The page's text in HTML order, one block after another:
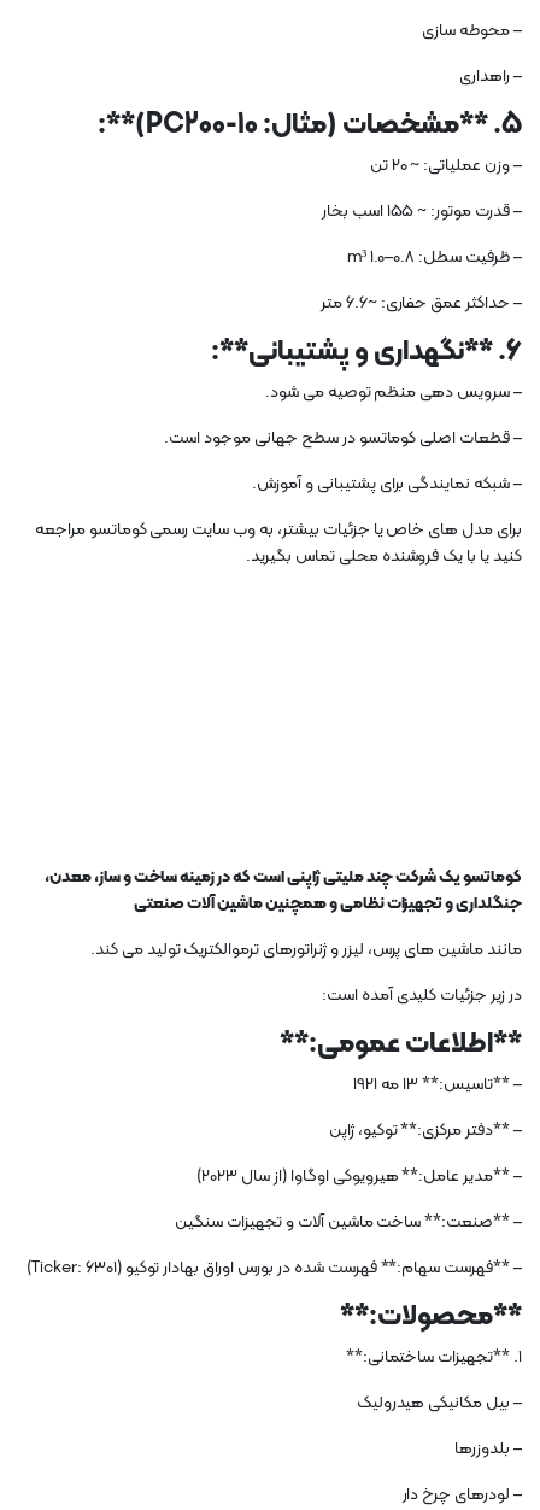
– محوطه سازی
– راهداری
5. **مشخصات (مثال: PC200-10)**:
– وزن عملیاتی: ~ 20 تن
– قدرت موتور: ~ 155 اسب بخار
– ظرفیت سطل: 0.8–1.0 m³
– حداکثر عمق حفاری: ~6.6 متر
6. **نگهداری و پشتیبانی**:
– سرویس دهی منظم توصیه می شود.
– قطعات اصلی کوماتسو در سطح جهانی موجود است.
– شبکه نمایندگی برای پشتیبانی و آموزش.
برای مدل های خاص یا جزئیات بیشتر، به وب سایت رسمی کوماتسو مراجعه
کنید یا با یک فروشنده محلی تماس بگیرید.
کوماتسو یک شرکت چند ملیتی ژاپنی است که در زمینه ساخت و ساز، معدن،
جنگلداری و تجهیزات نظامی و همچنین ماشین آلات صنعتی
مانند ماشین های پرس، لیزر و ژنراتورهای ترموالکتریک تولید می کند.
در زیر جزئیات کلیدی آمده است:
**اطلاعات عمومی:**
– **تاسیس:** 13 مه 1921
– **دفتر مرکزی:** توکیو، ژاپن
– **مدیر عامل:** هیرویوکی اوگاوا (از سال 2023)
– **صنعت:** ساخت ماشین آلات و تجهیزات سنگین
– **فهرست سهام:** فهرست شده در بورس اوراق بهادار توکیو (Ticker: 6301)
**محصولات:**
1. **تجهیزات ساختمانی:**
– بیل مکانیکی هیدرولیک
– بلدوزرها
– لودرهای چرخ دار